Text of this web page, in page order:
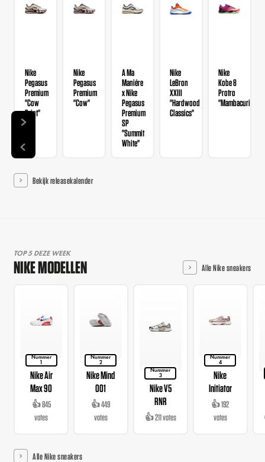
Nike
Pegasus
Premium
"Cow
Print"
Nike
Pegasus
Premium
"Cow"
A Ma
Maniére
x Nike
Pegasus
Premium
SP
"Summit
White"
Nike
LeBron
XXIII
"Hardwood
Classics"
Nike
Kobe 8
Protro
"Mambacurial"
Bekijk releasekalender
TOP 5 DEZE WEEK
NIKE MODELLEN Alle Nike sneakers
Nummer
1
Nike Air
Max 90
👍 845
votes
Nummer
2
Nike Mind
001
👍 449
votes
Nummer
3
Nike V5
RNR
👍 211 votes
Nummer
4
Nike
Initiator
👍 192
votes
Alle Nike sneakers